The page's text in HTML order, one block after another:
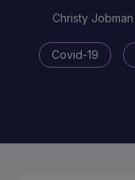
Christy Jobman
Covid-19